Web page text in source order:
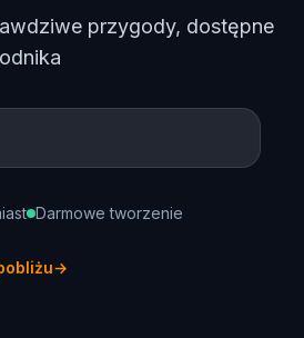
przygody, dostępne
Darmowe tworzenie
→